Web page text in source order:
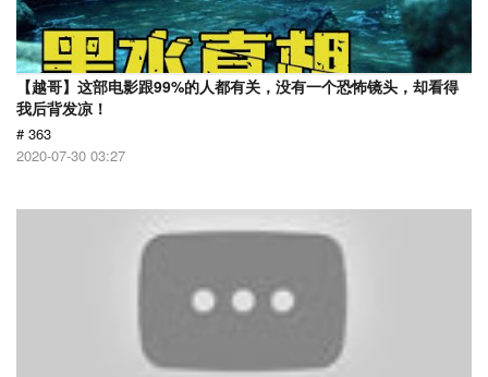
【越哥】这部电影跟99%的人都有关，没有一个恐怖镜头，却看得
我后背发凉！
# 363
2020-07-30 03:27